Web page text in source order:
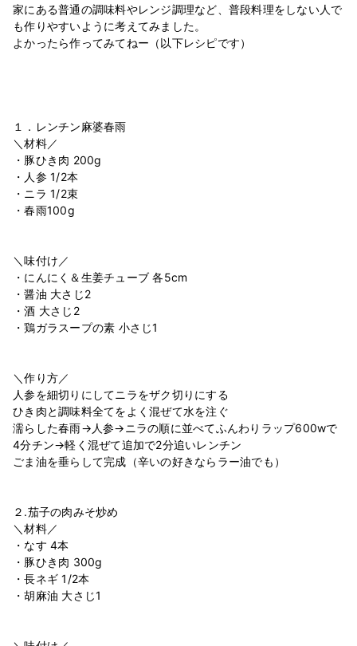
家にある普通の調味料やレンジ調理など、普段料理をしない人で
も作りやすいように考えてみました。
よかったら作ってみてねー（以下レシピです）
１．レンチン麻婆春雨
＼材料／
・豚ひき肉 200g
・人参 1/2本
・ニラ 1/2束
・春雨100g
＼味付け／
・にんにく＆生姜チューブ 各5cm
・醤油 大さじ2
・酒 大さじ2
・鶏ガラスープの素 小さじ1
＼作り方／
人参を細切りにしてニラをザク切りにする
ひき肉と調味料全てをよく混ぜて水を注ぐ
濡らした春雨→人参→ニラの順に並べてふんわりラップ600wで
4分チン→軽く混ぜて追加で2分追いレンチン
ごま油を垂らして完成（辛いの好きならラー油でも）
２.茄子の肉みそ炒め
＼材料／
・なす 4本
・豚ひき肉 300g
・長ネギ 1/2本
・胡麻油 大さじ1